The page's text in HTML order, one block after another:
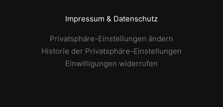
Impressum & Datenschutz
Privatsphäre-Einstellungen ändern
Historie der Privatsphäre-Einstellungen
Einwilligungen widerrufen